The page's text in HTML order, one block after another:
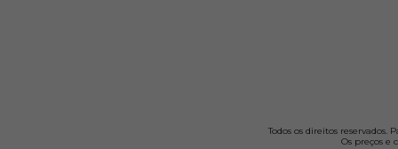
Todos os direitos
Os preços e